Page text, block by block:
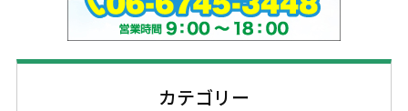
カテゴリー